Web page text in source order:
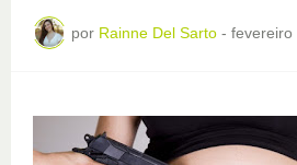
por Rainne Del Sarto - fevereiro